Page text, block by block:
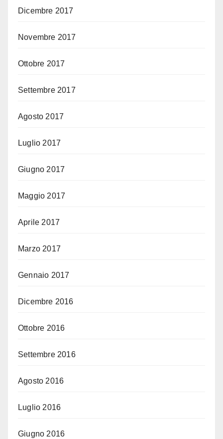
Dicembre 2017
Novembre 2017
Ottobre 2017
Settembre 2017
Agosto 2017
Luglio 2017
Giugno 2017
Maggio 2017
Aprile 2017
Marzo 2017
Gennaio 2017
Dicembre 2016
Ottobre 2016
Settembre 2016
Agosto 2016
Luglio 2016
Giugno 2016